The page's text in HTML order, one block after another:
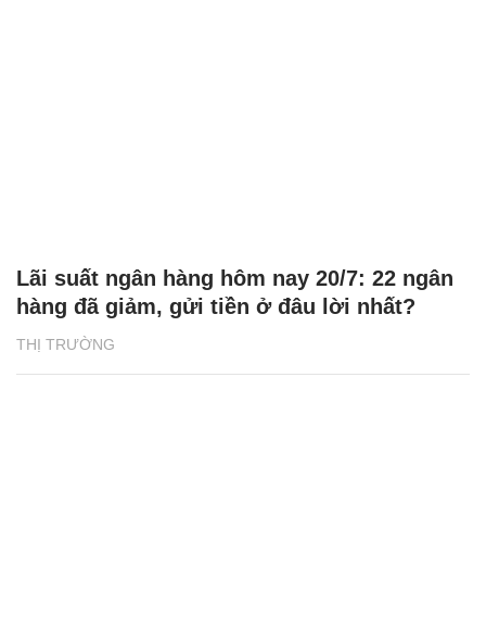
THỊ TRƯỜNG
Lãi suất ngân hàng hôm nay 20/7: 22 ngân
hàng đã giảm, gửi tiền ở đâu lời nhất?